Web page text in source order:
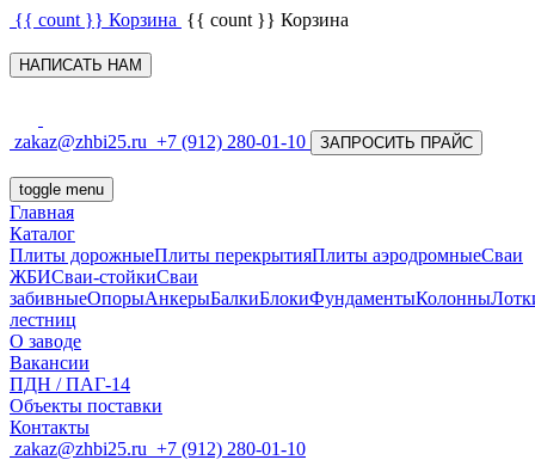
{{ count }} Корзина {{ count }} Корзина
НАПИСАТЬ НАМ
zakaz@zhbi25.ru +7 (912) 280-01-10 ЗАПРОСИТЬ ПРАЙС
toggle menu
Главная
Каталог
Плиты дорожныеПлиты перекрытияПлиты аэродромныеСваи
ЖБИСваи-стойкиСваи
забивныеОпорыАнкерыБалкиБлокиФундаментыКолонны
лестниц
О заводе
Вакансии
ПДН / ПАГ-14
Объекты поставки
Контакты
zakaz@zhbi25.ru +7 (912) 280-01-10